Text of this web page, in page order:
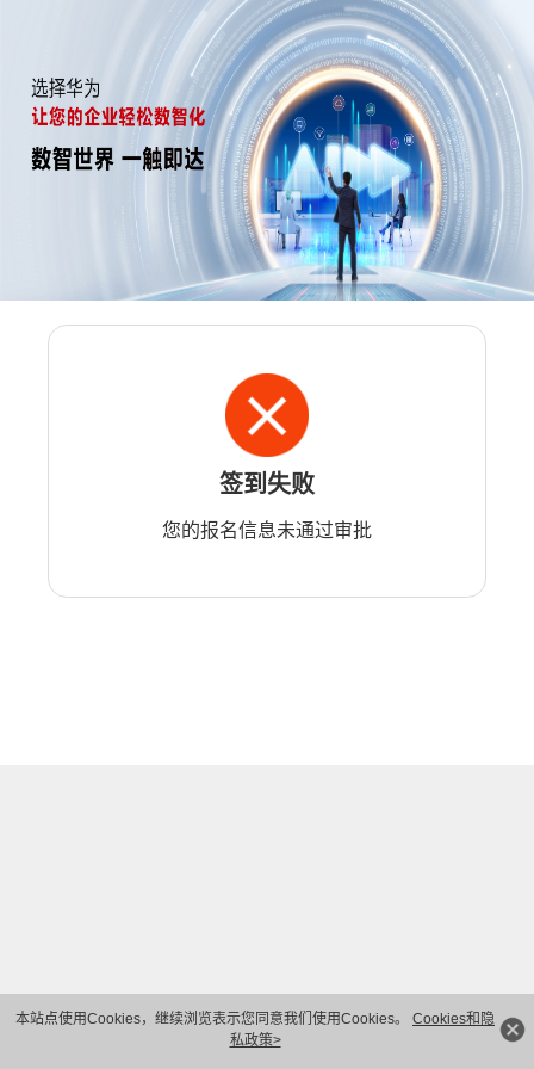
本站点使用Cookies，继续浏览表示您同意我们使用Cookies。 Cookies和隐
私政策>
签到失败
您的报名信息未通过审批